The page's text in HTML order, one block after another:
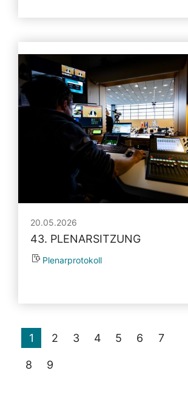
20.05.2026
43. PLENARSITZUNG
Plenarprotokoll
1 2 3 4 5 6 7
8 9